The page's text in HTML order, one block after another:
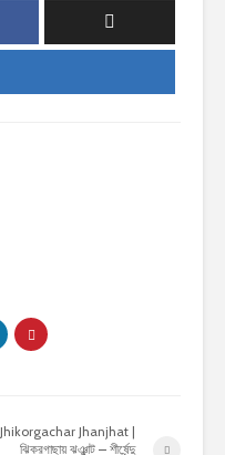
Jhikorgachar Jhanjhat |
ঝিকরগাছায় ঝঞ্ঝাট – শীর্ষেন্দু